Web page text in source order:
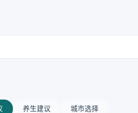
养生建议 城市选择